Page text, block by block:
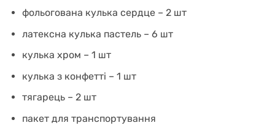
фольогована кулька сердце – 2 шт
латексна кулька пастель – 6 шт
кулька хром – 1 шт
кулька з конфетті – 1 шт
тягарець – 2 шт
пакет для транспортування